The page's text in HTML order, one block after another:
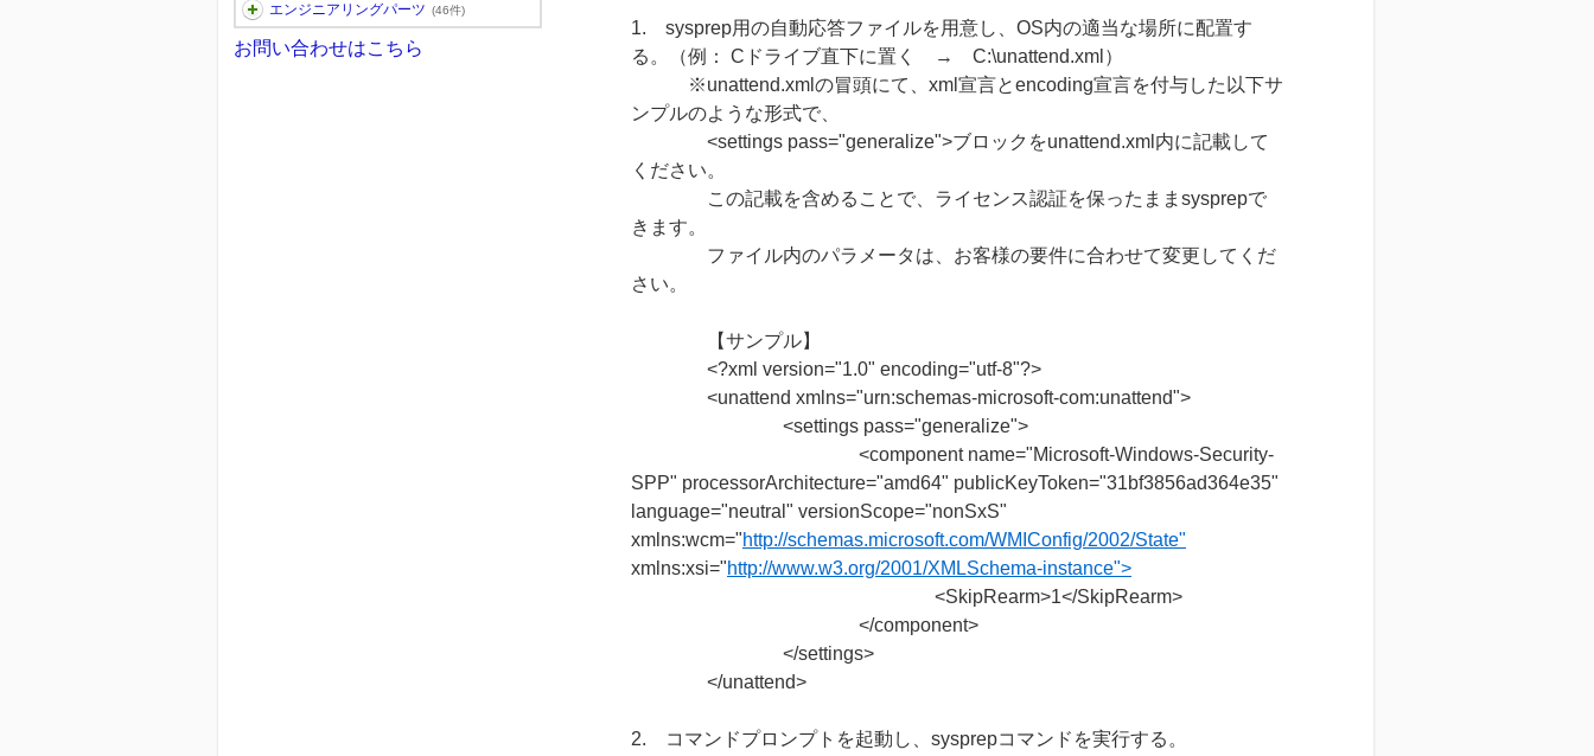
エンジニアリングパーツ (46件)
お問い合わせはこちら
1. sysprep用の自動応答ファイルを用意し、OS内の適当な場所に配置す
る。（例： Cドライブ直下に置く → C:\unattend.xml）
※unattend.xmlの冒頭にて、xml宣言とencoding宣言を付与した以下サ
ンプルのような形式で、
<settings pass="generalize">ブロックをunattend.xml内に記載して
ください。
この記載を含めることで、ライセンス認証を保ったままsysprepで
きます。
ファイル内のパラメータは、お客様の要件に合わせて変更してくだ
さい。
【サンプル】
<?xml version="1.0" encoding="utf-8"?>
<unattend xmlns="urn:schemas-microsoft-com:unattend">
<settings pass="generalize">
<component name="Microsoft-Windows-Security-
SPP" processorArchitecture="amd64" publicKeyToken="31bf3856ad364e35"
language="neutral" versionScope="nonSxS"
xmlns:wcm="http://schemas.microsoft.com/WMIConfig/2002/State"
xmlns:xsi="http://www.w3.org/2001/XMLSchema-instance">
<SkipRearm>1</SkipRearm>
</component>
</settings>
</unattend>
2. コマンドプロンプトを起動し、sysprepコマンドを実行する。